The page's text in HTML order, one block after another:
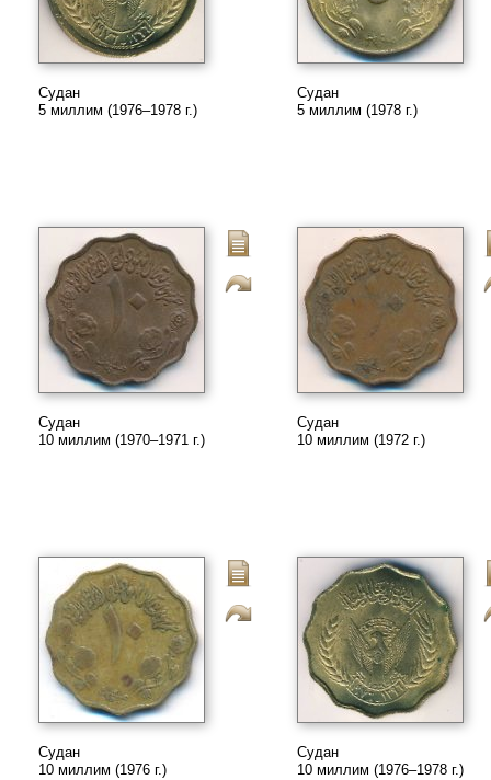
Судан
5 миллим (1976–1978 г.)
Судан
5 миллим (1978 г.)
Судан
10 миллим (1970–1971 г.)
Судан
10 миллим (1972 г.)
Судан
10 миллим (1976 г.)
Судан
10 миллим (1976–1978 г.)